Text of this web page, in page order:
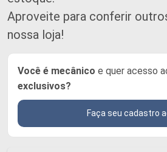
Aproveite para conferir
nossa loja!
Você é mecânico e quer acesso
exclusivos?
Faça seu cadastro